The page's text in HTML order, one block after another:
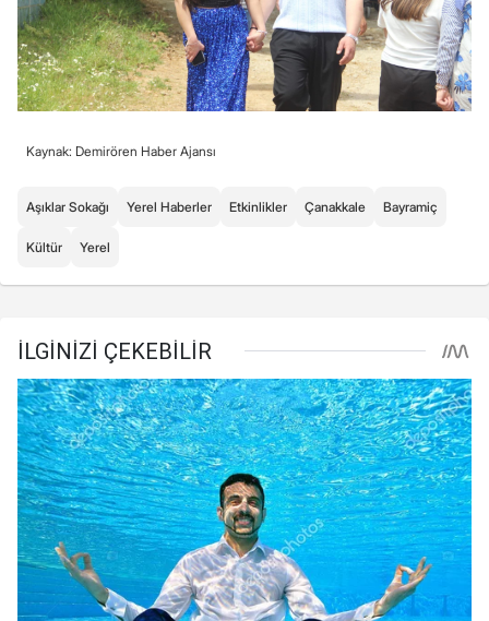
Kaynak: Demirören Haber Ajansı
Aşıklar Sokağı Yerel Haberler Etkinlikler Çanakkale Bayramiç
Kültür Yerel